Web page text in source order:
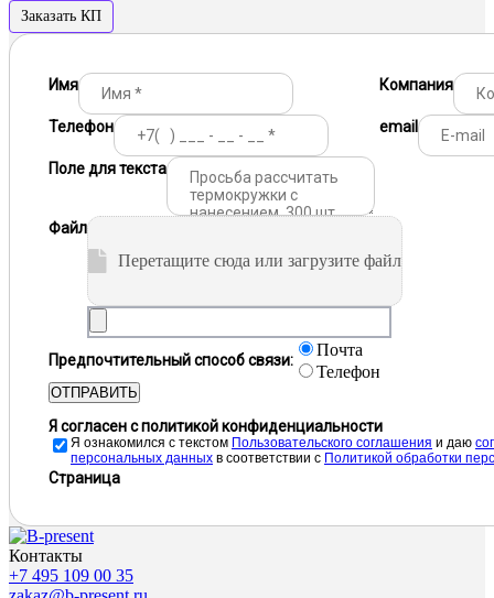
Заказать КП
Имя Компания
Телефон email
Поле для текста
Файл
Перетащите сюда или загрузите файл
Предпочтительный способ связи:
Почта
Телефон
ОТПРАВИТЬ
Я согласен с политикой конфиденциальности
Я ознакомился с текстом Пользовательского соглашения и даю
персональных данных в соответствии с Политикой обработки
Страница
Контакты
+7 495 109 00 35